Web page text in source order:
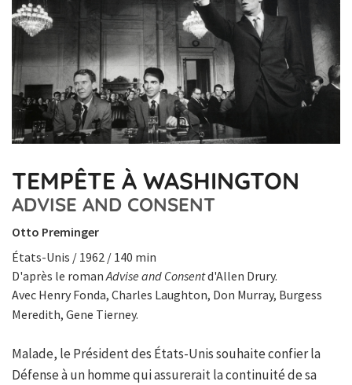
TEMPÊTE À WASHINGTON
ADVISE AND CONSENT
Otto Preminger
États-Unis / 1962 / 140 min
D'après le romanAdvise and Consentd'Allen Drury.
Avec Henry Fonda, Charles Laughton, Don Murray, Burgess
Meredith, Gene Tierney.
Malade, le Président des États-Unis souhaite confier la
Défense à un homme qui assurerait la continuité de sa